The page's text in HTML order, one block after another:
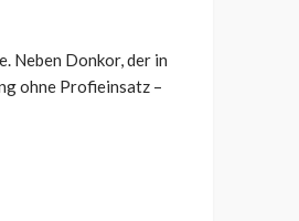
Neben Donkor, der in
ohne Profieinsatz –